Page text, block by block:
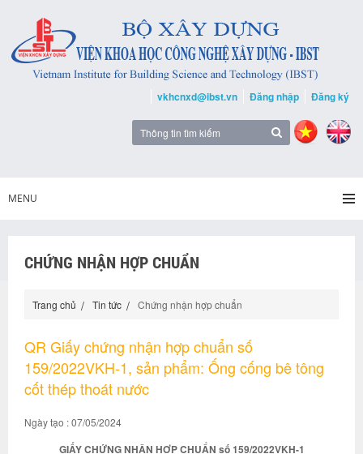
vkhcnxd@ibst.vn Đăng nhập Đăng ký
MENU
CHỨNG NHẬN HỢP CHUẨN
Trang chủ Tin tức Chứng nhận hợp chuẩn
QR Giấy chứng nhận hợp chuẩn số
159/2022VKH-1, sản phẩm: Ống cống bê tông
cốt thép thoát nước
Ngày tạo : 07/05/2024
GIẤY CHỨNG NHẬN HỢP CHUẨN số 159/2022VKH-1